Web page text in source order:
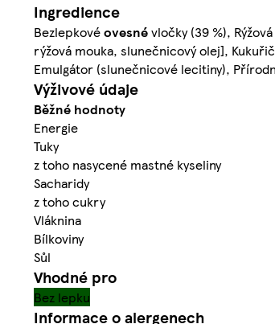
Ingredience
Bezlepkovéovesnévločky (39 %),
rýžová mouka, slunečnicový olej],
Emulgátor (slunečnicové lecitiny),
Výživové údaje
Běžné hodnoty
Energie
Tuky
z toho nasycené mastné kyseliny
Sacharidy
z toho cukry
Vláknina
Bílkoviny
Sůl
Vhodné pro
Bez lepku
Informace o alergenech